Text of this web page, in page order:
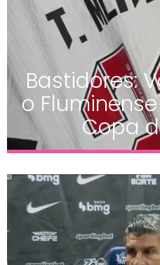
Bastidores:
o
Copa